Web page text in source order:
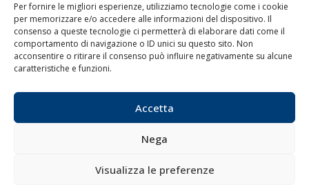
Per fornire le migliori esperienze, utilizziamo tecnologie come i cookie
per memorizzare e/o accedere alle informazioni del dispositivo. Il
consenso a queste tecnologie ci permetterà di elaborare dati come il
comportamento di navigazione o ID unici su questo sito. Non
acconsentire o ritirare il consenso può influire negativamente su alcune
caratteristiche e funzioni.
Accetta
Nega
Visualizza le preferenze
Shipping
Porti/Interporti
Trasporti
Sostenibilità
Compagnie di Navigazione
Blue economy
Chi siamo